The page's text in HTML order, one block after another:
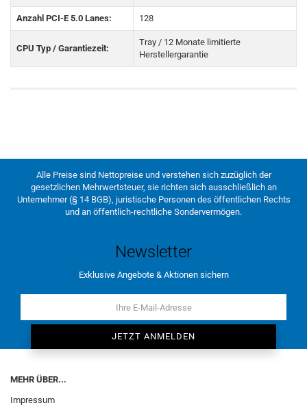
Anzahl PCI-E 5.0 Lanes: 128
CPU Typ / Garantiezeit:
Tray / 12 Monate limitierte
Herstellergarantie
Alle Preise sind Nettopreise und verstehen sich zuzüglich der
gesetzlichen Mehrwertsteuer, sie richten sich ausschließlich an
Unternehmer (§ 14 BGB), juristische Personen des öffentlichen Rechts
und an öffentlich-rechtliche Sondervermögen.
Newsletter
Exklusive Angebote & Aktionen sichern
MEHR ÜBER...
Impressum